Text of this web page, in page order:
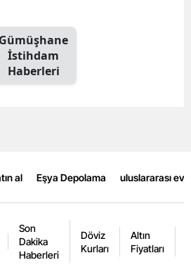
İzmir
Kars
Kırşehir
Gümüşhane
İstihdam
Haberleri
al Eşya Depolama uluslararası
Son
Dakika
Haberleri
Döviz
Kurları
Altın
Fiyatları